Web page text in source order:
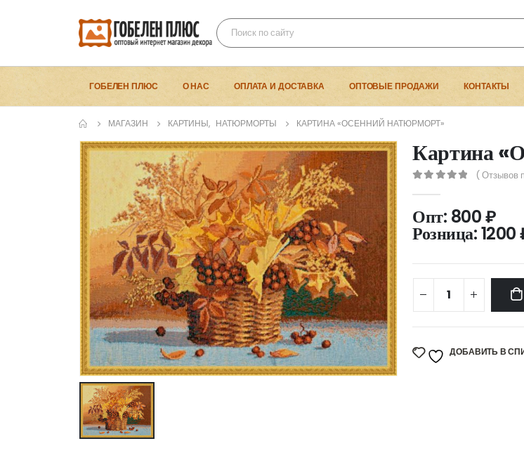
ГОБЕЛЕН ПЛЮС О НАС ОПЛАТА И ДОСТАВКА ОПТОВЫЕ ПРОДАЖИ КОНТАКТЫ
МАГАЗИН КАРТИНЫ, НАТЮРМОРТЫ КАРТИНА «ОСЕННИЙ НАТЮРМОРТ»
Картина
( Отзывов
Опт: 800₽
Розница:1200
ДОБАВИТЬ В